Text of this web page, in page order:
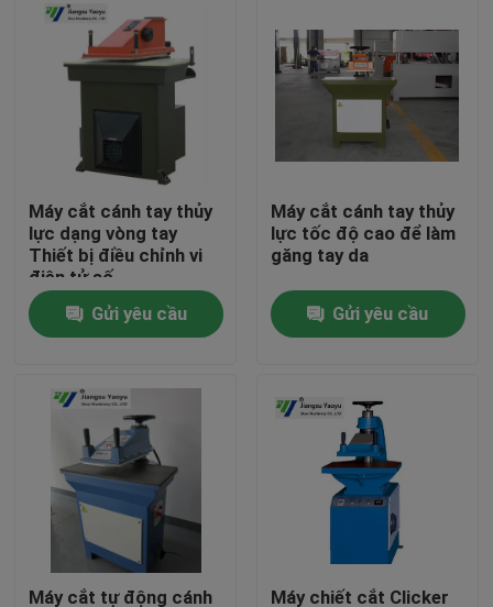
Các sản phẩm
Về chúng tôi
Tham quan nhà máy
Kiểm soát chất lượng
Liên hệ chúng tôi
Yêu cầu báo giá
Máy cắt thủy lực
Máy ép thủy lực báo chí
Máy cắt cánh tay thủy lực
Máy cắt cánh tay thủy
lực dạng vòng tay
Thiết bị điều chỉnh vi
điện tử số
Gửi yêu cầu
Máy cắt cánh tay thủy
lực tốc độ cao để làm
găng tay da
Gửi yêu cầu
Máy cắt tự động cánh Máy chiết cắt Clicker